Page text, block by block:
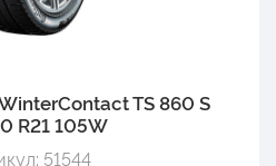
TS 860 S
R21 105W
51544